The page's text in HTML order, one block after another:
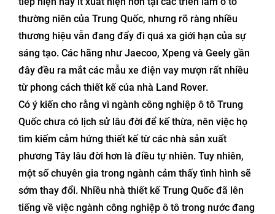
thường niên của Trung Quốc, nhưng rõ ràng nhiều
thương hiệu vẫn đang đẩy đi quá xa giới hạn của sự
sáng tạo. Các hãng như Jaecoo, Xpeng và Geely gần
đây đều ra mắt các mẫu xe điện vay mượn rất nhiều
từ phong cách thiết kế của nhà Land Rover.
Có ý kiến cho rằng vì ngành công nghiệp ô tô Trung
Quốc chưa có lịch sử lâu đời để kế thừa, nên việc họ
tìm kiếm cảm hứng thiết kế từ các nhà sản xuất
phương Tây lâu đời hơn là điều tự nhiên. Tuy nhiên,
một số chuyên gia trong ngành cảm thấy tình hình sẽ
sớm thay đổi. Nhiều nhà thiết kế Trung Quốc đã lên
tiếng về việc ngành công nghiệp ô tô trong nước đang